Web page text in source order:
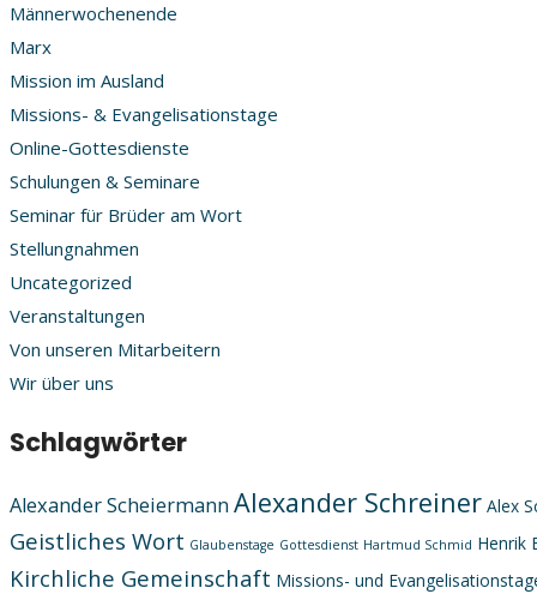
Männerwochenende
Marx
Mission im Ausland
Missions- & Evangelisationstage
Online-Gottesdienste
Schulungen & Seminare
Seminar für Brüder am Wort
Stellungnahmen
Uncategorized
Veranstaltungen
Von unseren Mitarbeitern
Wir über uns
Schlagwörter
Alexander ScheiermannAlexander Schreiner Alex
Geistliches Wort Glaubenstage Gottesdienst Hartmud Schmid Henrik
Kirchliche Gemeinschaft Missions- und